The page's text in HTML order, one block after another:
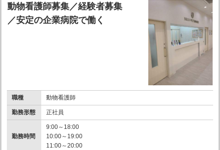
動物看護師募集／経験者募集
／安定の企業病院で働く
職種 動物看護師
勤務形態 正社員
勤務時間
9:00～18:00
10:00～19:00
11:00～20:00